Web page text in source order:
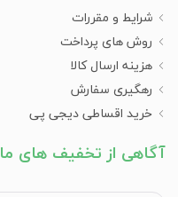
شرایط و مقررات
روش های پرداخت
هزینه ارسال کالا
رهگیری سفارش
خرید اقساطی دیجی پی
آگاهی از تخفیف های ما